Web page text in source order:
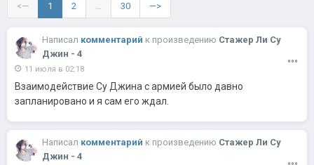
<— 1 2 … 30 —>
Написал комментарий к произведению Стажер Ли Су
Джин - 4
11 июля в 02:18
Взаимодействие Су Джина с армией было давно
запланировано и я сам его ждал.
Написал комментарий к произведению Стажер Ли Су
Джин - 4